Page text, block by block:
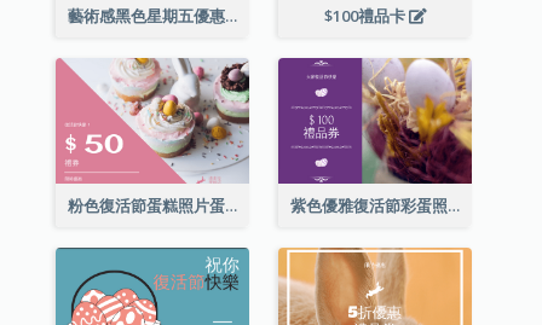
藝術感黑色星期五優惠券 $100禮品卡
粉色復活節蛋糕照片蛋糕店禮品卡 紫色優雅復活節彩蛋照片禮品卡